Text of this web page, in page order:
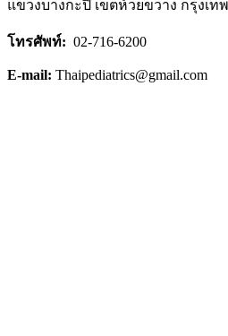
แขวงบางกะปิ เขตห้วยขวาง กรุงเท
โทรศัพท์: 02-716-6200
E-mail: Thaipediatrics@gmail.com